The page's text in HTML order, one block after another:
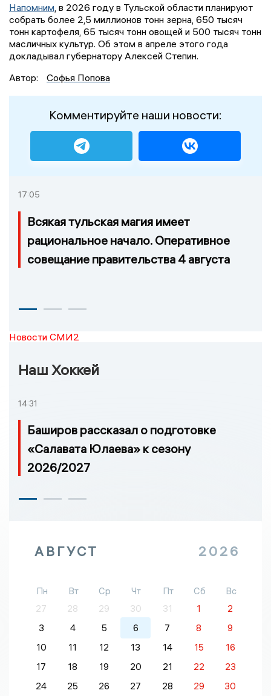
Напомним , в 2026 году в Тульской области планируют
собрать более 2,5 миллионов тонн зерна, 650 тысяч
тонн картофеля, 65 тысяч тонн овощей и 500 тысяч тонн
масличных культур. Об этом в апреле этого года
докладывал губернатору Алексей Степин.
Автор:
Софья Попова
Комментируйте наши новости:
17:05
Всякая тульская магия имеет
рациональное начало. Оперативное
совещание правительства 4 августа
Новости СМИ2
Наш Хоккей
14:31
Баширов рассказал о подготовке
«Салавата Юлаева» к сезону
2026/2027
АВГУСТ 2026
Пн Вт Ср Чт Пт Сб
Вс
27
28 29 30 31 1
2
3
4 5 6 7 8
9
10
11 12 13 14 15
16
17
18 19 20 21 22
23
24
25 26 27 28 29 30